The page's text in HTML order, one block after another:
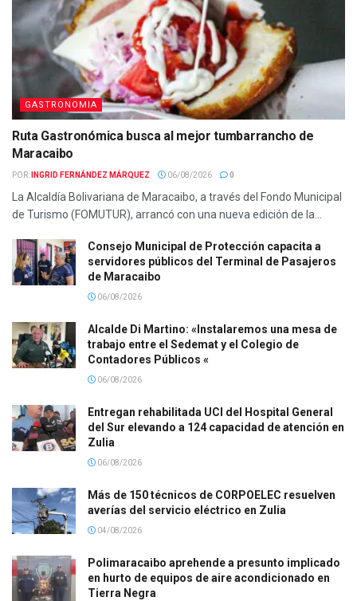
GASTRONOMIA
Ruta Gastronómica busca al mejor tumbarrancho de
Maracaibo
POR: INGRID FERNÁNDEZ MÁRQUEZ 06/08/2026 0
La Alcaldía Bolivariana de Maracaibo, a través del Fondo Municipal
de Turismo (FOMUTUR), arrancó con una nueva edición de la...
Consejo Municipal de Protección capacita a
servidores públicos del Terminal de Pasajeros
de Maracaibo
06/08/2026
Alcalde Di Martino: «Instalaremos una mesa de
trabajo entre el Sedemat y el Colegio de
Contadores Públicos «
06/08/2026
Entregan rehabilitada UCI del Hospital General
del Sur elevando a 124 capacidad de atención en
Zulia
06/08/2026
Más de 150 técnicos de CORPOELEC resuelven
averías del servicio eléctrico en Zulia
04/08/2026
Polimaracaibo aprehende a presunto implicado
en hurto de equipos de aire acondicionado en
Tierra Negra